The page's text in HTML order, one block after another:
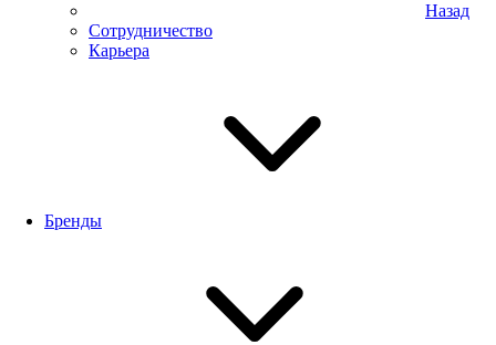
Назад
Сотрудничество
Карьера
Бренды